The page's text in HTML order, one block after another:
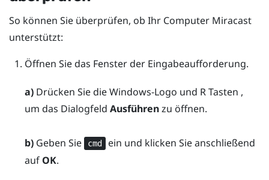
So können Sie überprüfen, ob Ihr Computer Miracast
unterstützt:
Öffnen Sie das Fenster der Eingabeaufforderung.
a)Drücken Sie dieWindows-Logo und RTasten ,
um das Dialogfeld Ausführenzu öffnen.
b)Geben Sie cmd
ein und klicken Sie anschließend
auf OK.